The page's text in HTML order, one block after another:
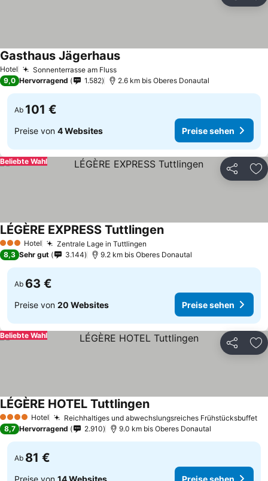
Hotel Sonnenterrasse am Fluss
Gasthaus Jägerhaus
9,0 Hervorragend 1.582 2.6 km bis Oberes Donautal
Ab 101 €
Preise von 4 Websites Preise sehen
Teilen
Beliebte Wahl
3 SterneHotel Zentrale Lage in Tuttlingen
LÉGÈRE EXPRESS Tuttlingen
8,3 Sehr gut 3.144 9.2 km bis Oberes Donautal
Ab 63 €
Preise von 20 Websites Preise sehen
Teilen
Beliebte Wahl
4 Sterne Hotel Reichhaltiges und abwechslungsreiches Frühstücksbuffet
LÉGÈRE HOTEL Tuttlingen
8,7 Hervorragend 2.910 9.0 km bis Oberes Donautal
Ab 81 €
Preise von 14 Websites Preise sehen